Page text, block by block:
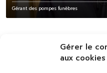
Gérer le
aux cookies
Gérant des pompes funèbres